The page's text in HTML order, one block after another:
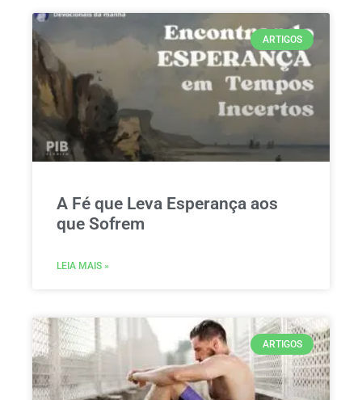
ARTIGOS
A Fé que Leva Esperança aos
que Sofrem
LEIA MAIS »
ARTIGOS